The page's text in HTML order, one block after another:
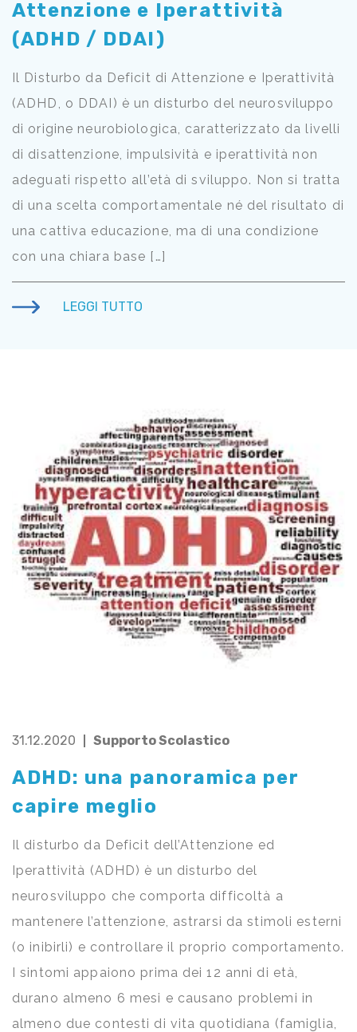
Attenzione e Iperattività
(ADHD / DDAI)
Il Disturbo da Deficit di Attenzione e Iperattività
(ADHD, o DDAI) è un disturbo del neurosviluppo
di origine neurobiologica, caratterizzato da livelli
di disattenzione, impulsività e iperattività non
adeguati rispetto all’età di sviluppo. Non si tratta
di una scelta comportamentale né del risultato di
una cattiva educazione, ma di una condizione
con una chiara base […]
LEGGI TUTTO
31.12.2020 Supporto Scolastico
ADHD: una panoramica per
capire meglio
Il disturbo da Deficit dell’Attenzione ed
Iperattività (ADHD) è un disturbo del
neurosviluppo che comporta difficoltà a
mantenere l’attenzione, astrarsi da stimoli esterni
(o inibirli) e controllare il proprio comportamento.
I sintomi appaiono prima dei 12 anni di età,
durano almeno 6 mesi e causano problemi in
almeno due contesti di vita quotidiana (famiglia,